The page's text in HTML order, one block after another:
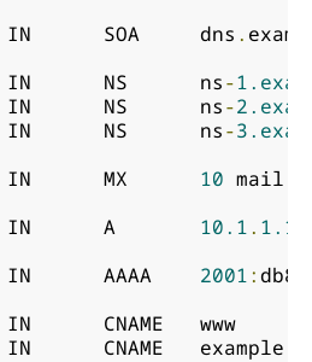
		IN	SOA	dns
.
		IN	NS	ns
-
		IN	NS	ns
-
		IN	NS	ns
-
10 mail
10.1. 1.1
2001:db8
www		IN	CNAME	example